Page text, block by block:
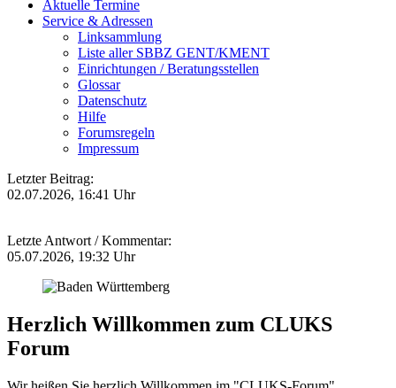
Aktuelle Termine
Service & Adressen
Linksammlung
Liste aller SBBZ GENT/KMENT
Einrichtungen / Beratungsstellen
Glossar
Datenschutz
Hilfe
Forumsregeln
Impressum
Letzter Beitrag:
02.07.2026, 16:41 Uhr
Letzte Antwort / Kommentar:
05.07.2026, 19:32 Uhr
Herzlich Willkommen zum CLUKS
Forum